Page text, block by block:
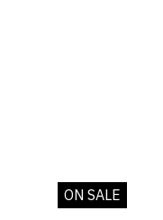
ON SALE